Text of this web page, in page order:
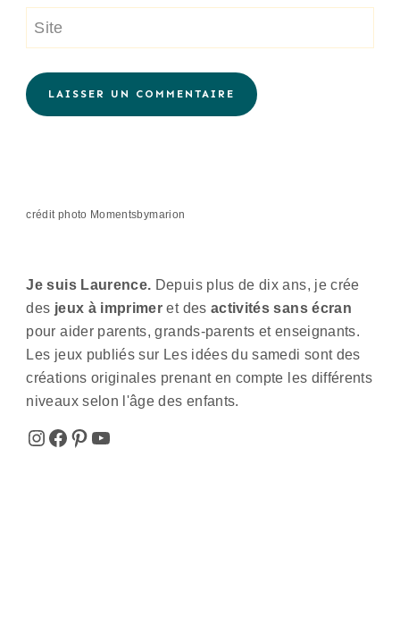
Site
crédit photo Momentsbymarion
Je suis Laurence. Depuis plus de dix ans, je crée
des jeux à imprimer et des activités sans écran
pour aider parents, grands-parents et enseignants.
Les jeux publiés sur Les idées du samedi sont des
créations originales prenant en compte les différents
niveaux selon l'âge des enfants.
Instagram
Facebook
Pinterest
YouTube